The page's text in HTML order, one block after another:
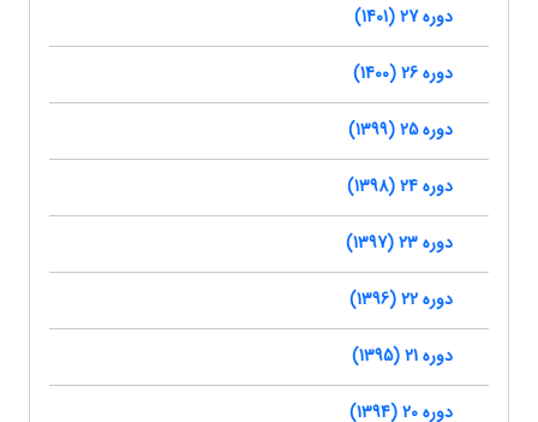
دوره 27 (1401)
دوره 26 (1400)
دوره 25 (1399)
دوره 24 (1398)
دوره 23 (1397)
دوره 22 (1396)
دوره 21 (1395)
دوره 20 (1394)